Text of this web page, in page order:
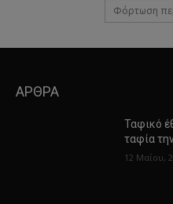
Φόρτωση
ΑΡΘΡΑ
Ταφικό
ταφία
12 Μαΐου,